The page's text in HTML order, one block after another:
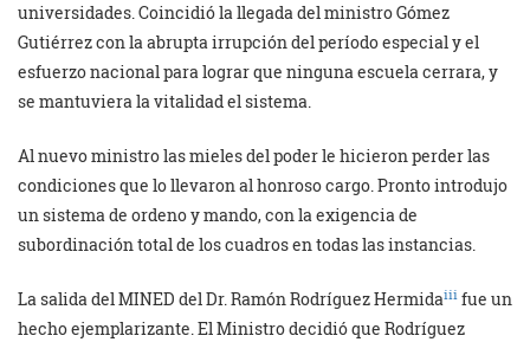
universidades. Coincidió la llegada del ministro Gómez
Gutiérrez con la abrupta irrupción del período especial y el
esfuerzo nacional para lograr que ninguna escuela cerrara, y
se mantuviera la vitalidad el sistema.
Al nuevo ministro las mieles del poder le hicieron perder las
condiciones que lo llevaron al honroso cargo. Pronto introdujo
un sistema de ordeno y mando, con la exigencia de
subordinación total de los cuadros en todas las instancias.
La salida del MINED del Dr. Ramón Rodríguez Hermidaiii fue un
hecho ejemplarizante. El Ministro decidió que Rodríguez